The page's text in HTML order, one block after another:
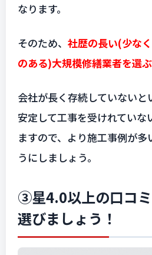
なります。
そのため、 社歴の長い(少な
のある)大規模修繕業者を選
会社が長く存続していない
安定して工事を受けれていな
ますので、より施工事例が
うにしましょう。
③星4.0以上の口コ
選びましょう！